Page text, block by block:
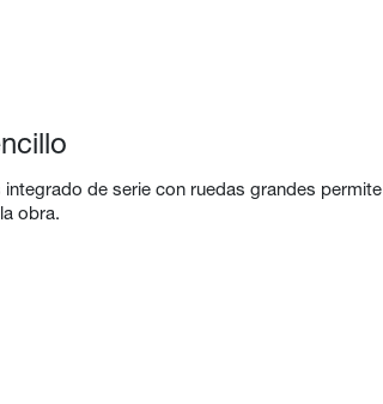
integrado de serie con ruedas grandes permite
obra.